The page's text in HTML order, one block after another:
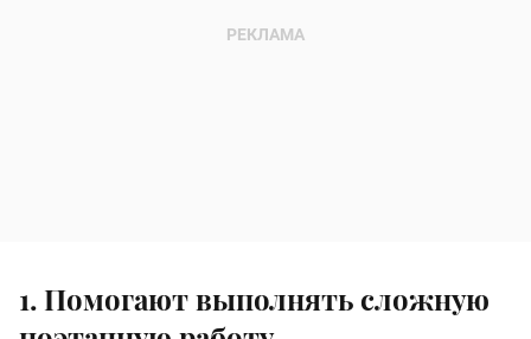
1. Помогают выполнять сложную